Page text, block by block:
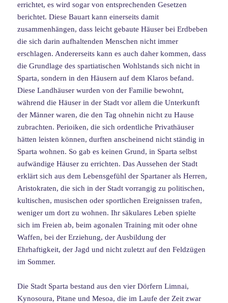
errichtet, es wird sogar von entsprechenden Gesetzen
berichtet. Diese Bauart kann einerseits damit
zusammenhängen, dass leicht gebaute Häuser bei Erdbeben
die sich darin aufhaltenden Menschen nicht immer
erschlagen. Andererseits kann es auch daher kommen, dass
die Grundlage des spartiatischen Wohlstands sich nicht in
Sparta, sondern in den Häusern auf dem Klaros befand.
Diese Landhäuser wurden von der Familie bewohnt,
während die Häuser in der Stadt vor allem die Unterkunft
der Männer waren, die den Tag ohnehin nicht zu Hause
zubrachten. Perioiken, die sich ordentliche Privathäuser
hätten leisten können, durften anscheinend nicht ständig in
Sparta wohnen. So gab es keinen Grund, in Sparta selbst
aufwändige Häuser zu errichten. Das Aussehen der Stadt
erklärt sich aus dem Lebensgefühl der Spartaner als Herren,
Aristokraten, die sich in der Stadt vorrangig zu politischen,
kultischen, musischen oder sportlichen Ereignissen trafen,
weniger um dort zu wohnen. Ihr säkulares Leben spielte
sich im Freien ab, beim agonalen Training mit oder ohne
Waffen, bei der Erziehung, der Ausbildung der
Ehrhaftigkeit, der Jagd und nicht zuletzt auf den Feldzügen
im Sommer.
Die Stadt Sparta bestand aus den vier Dörfern Limnai,
Kynosoura, Pitane und Mesoa, die im Laufe der Zeit zwar